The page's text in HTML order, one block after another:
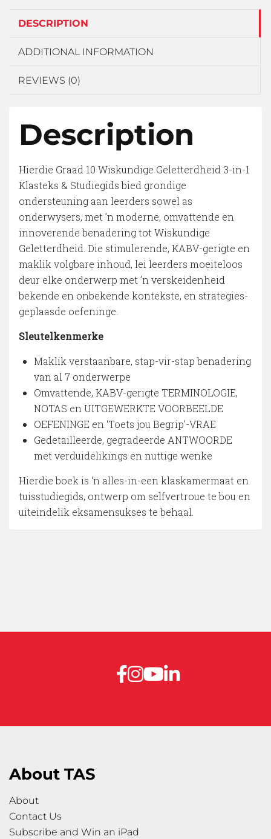
DESCRIPTION
ADDITIONAL INFORMATION
REVIEWS (0)
Description
Hierdie Graad 10 Wiskundige Geletterdheid 3-in-1
Klasteks & Studiegids bied grondige
ondersteuning aan leerders sowel as
onderwysers, met ’n moderne, omvattende en
innoverende benadering tot Wiskundige
Geletterdheid. Die stimulerende, KABV-gerigte en
maklik volgbare inhoud, lei leerders moeiteloos
deur elke onderwerp met ’n verskeidenheid
bekende en onbekende kontekste, en strategies-
geplaasde oefeninge.
Sleutelkenmerke
Maklik verstaanbare, stap-vir-stap benadering
van al 7 onderwerpe
Omvattende, KABV-gerigte TERMINOLOGIE,
NOTAS en UITGEWERKTE VOORBEELDE
OEFENINGE en ‘Toets jou Begrip’-VRAE
Gedetailleerde, gegradeerde ANTWOORDE
met verduidelikings en nuttige wenke
Hierdie boek is ‘n alles-in-een klaskamermaat en
tuisstudiegids, ontwerp om selfvertroue te bou en
uiteindelik eksamensukses te behaal.
About TAS
About
Contact Us
Subscribe and Win an iPad